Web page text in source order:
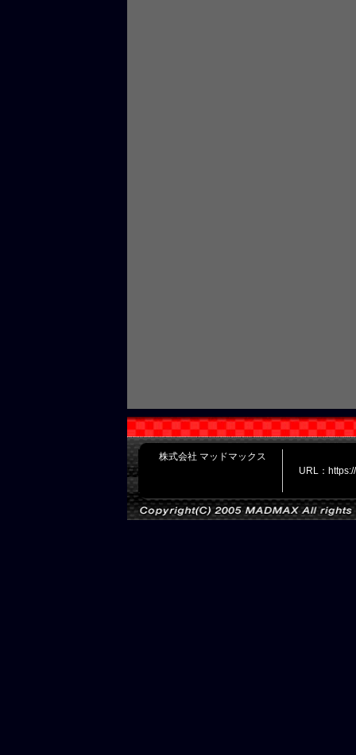
株式会社 マッドマックス
URL：